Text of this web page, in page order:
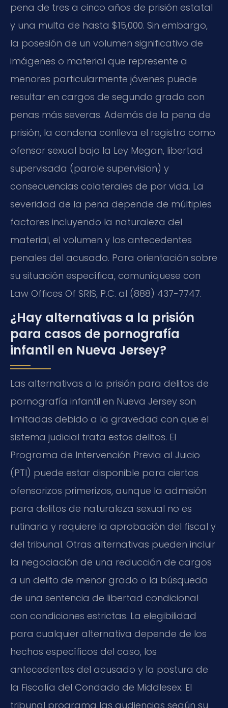
pena de tres a cinco años de prisión estatal
y una multa de hasta $15,000. Sin embargo,
la posesión de un volumen significativo de
imágenes o material que represente a
menores particularmente jóvenes puede
resultar en cargos de segundo grado con
penas más severas. Además de la pena de
prisión, la condena conlleva el registro como
ofensor sexual bajo la Ley Megan, libertad
supervisada (parole supervision) y
consecuencias colaterales de por vida. La
severidad de la pena depende de múltiples
factores incluyendo la naturaleza del
material, el volumen y los antecedentes
penales del acusado. Para orientación sobre
su situación específica, comuníquese con
Law Offices Of SRIS, P.C. al (888) 437-7747.
¿Hay alternativas a la prisión
para casos de pornografía
infantil en Nueva Jersey?
Las alternativas a la prisión para delitos de
pornografía infantil en Nueva Jersey son
limitadas debido a la gravedad con que el
sistema judicial trata estos delitos. El
Programa de Intervención Previa al Juicio
(PTI) puede estar disponible para ciertos
ofensorizos primerizos, aunque la admisión
para delitos de naturaleza sexual no es
rutinaria y requiere la aprobación del fiscal y
del tribunal. Otras alternativas pueden incluir
la negociación de una reducción de cargos
a un delito de menor grado o la búsqueda
de una sentencia de libertad condicional
con condiciones estrictas. La elegibilidad
para cualquier alternativa depende de los
hechos específicos del caso, los
antecedentes del acusado y la postura de
la Fiscalía del Condado de Middlesex. El
tribunal programa las audiencias según su